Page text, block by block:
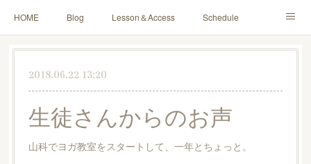
HOME Blog Lesson＆Access Schedule
Yoga for Mama＆Baby About Contact
2018.06.22 13:20
生徒さんからのお声
山科でヨガ教室をスタートして、一年とちょっと。